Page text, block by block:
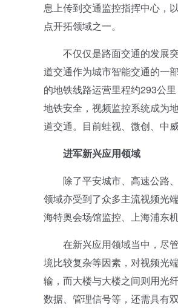
息上传到交通监控指挥中心，
点开拓领域之一。
不仅仅是路面交通的发展突
道交通作为城市智能交通的一
的地铁线路运营里程约293公
地铁安全，视频监控系统成为
道交通。目前蛙视、微创、中
进军新兴应用领域
除了平安城市、高速公路、
领域亦受到了众多主流视频光
海特奥会场馆监控、上海浦东
在新兴应用领域当中，尽管
境比较复杂等因素，对视频光
输，而大楼与大楼之间则用光
数据、管理信号等，还需具有